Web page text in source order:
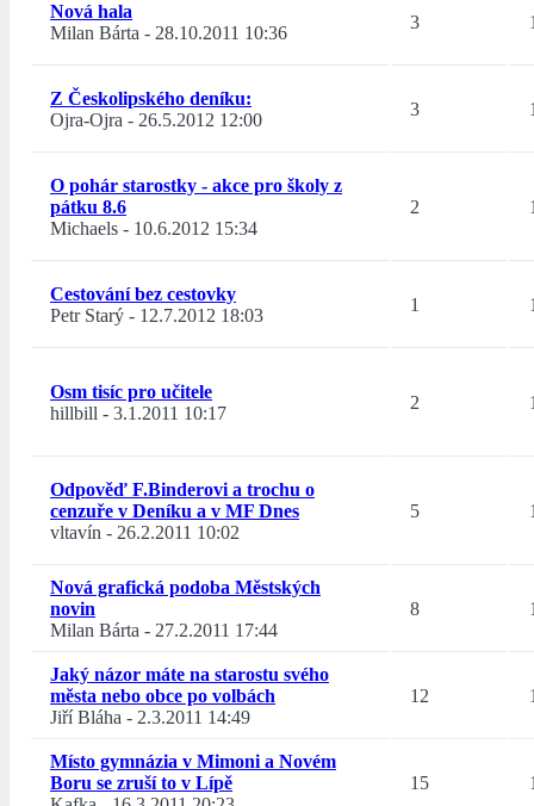
Nová hala
Milan Bárta - 28.10.2011 10:36
3
Z Českolipského deníku:
Ojra-Ojra - 26.5.2012 12:00
3
O pohár starostky - akce pro školy z
pátku 8.6
Michaels - 10.6.2012 15:34
2
Cestování bez cestovky
Petr Starý - 12.7.2012 18:03
1
Osm tisíc pro učitele
hillbill - 3.1.2011 10:17
2
Odpověď F.Binderovi a trochu o
cenzuře v Deníku a v MF Dnes
vltavín - 26.2.2011 10:02
5
Nová grafická podoba Městských
novin
Milan Bárta - 27.2.2011 17:44
8
Jaký názor máte na starostu svého
města nebo obce po volbách
Jiří Bláha - 2.3.2011 14:49
12
Místo gymnázia v Mimoni a Novém
Boru se zruší to v Lípě
15